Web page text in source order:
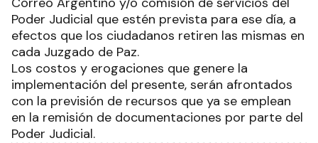
Poder Judicial que estén prevista para ese día, a
efectos que los ciudadanos retiren las mismas en
cada Juzgado de Paz.
Los costos y erogaciones que genere la
implementación del presente, serán afrontados
con la previsión de recursos que ya se emplean
en la remisión de documentaciones por parte del
Poder Judicial.